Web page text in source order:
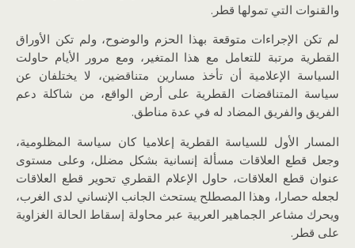
والقنوات التي تمولها قطر.
لم تكن الإجراءات متوقعة بهذا الحزم والوضوح، ولم تكن الأوراق
القطرية مرتبة للتعامل مع هذا المتغير، ومع مرور الأيام حاولت
السياسة الإعلامية أن تأخذ مسارين متناقضين، لا يختلفان عن
سياسة المتناقضات القطرية على أرض الواقع، من شاكلة دعم
الفريق والفريق المضاد له في عدة مناطق.
المسار الأول للسياسة القطرية إعلاميا كان سياسة المظلومية،
وجعل قطع العلاقات مسألة إنسانية بشكل مضلل، وعلى مستوى
عنوان قطع العلاقات، حاول الإعلام القطري تحوير قطع العلاقات
لجعله حصارا، وهذا المصطلح يستحث الجانب الإنساني لدى الغرب،
ويحرك مشاعر الجماهير العربية عبر محاولة إسقاط الحالة الغزاوية
على قطر.